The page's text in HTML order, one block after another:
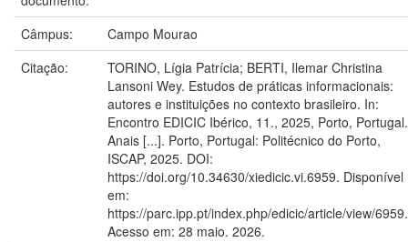
Câmpus:
Campo Mourao
Citação:
TORINO, Lígia Patrícia; BERTI, Ilemar Christina
Lansoni Wey. Estudos de práticas informacionais:
autores e instituições no contexto brasileiro. In:
Encontro EDICIC Ibérico, 11., 2025, Porto, Portugal.
Anais [...]. Porto, Portugal: Politécnico do Porto,
ISCAP, 2025. DOI:
https://doi.org/10.34630/xiedicic.vi.6959. Disponível
em:
https://parc.ipp.pt/index.php/edicic/article/view/6959.
Acesso em: 28 maio. 2026.